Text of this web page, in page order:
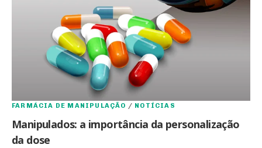
FARMÁCIA DE MANIPULAÇÃO / NOTÍCIAS
Manipulados: a importância da personalização
da dose